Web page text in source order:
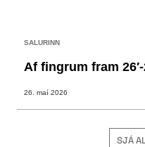
SALURINN
Af fingrum fram
26. maí 2026
SJÁ